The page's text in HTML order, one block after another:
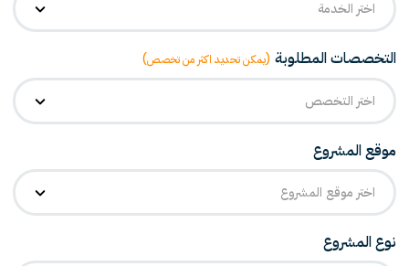
اختر الخدمة
التخصصات المطلوبة (يمكن تحديد اكثر من تخصص)
اختر التخصص
موقع المشروع
اختر موقع المشروع
نوع المشروع